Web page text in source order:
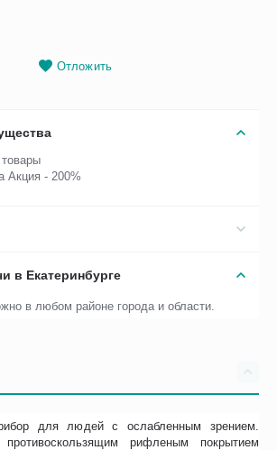
Отложить
- 200%
в Екатеринбурге
в любом районе города и области.
для людей с ослабленным зрением.
рифленым покрытием